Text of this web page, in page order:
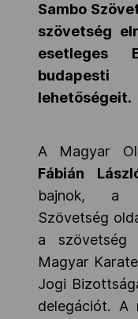
OVEP
Sambo
szövetség
esetleges
lehetőségeit.
A Magyar
Fábián
bajnok, a
Szövetség
a
Magyar
Jogi
delegációt. A